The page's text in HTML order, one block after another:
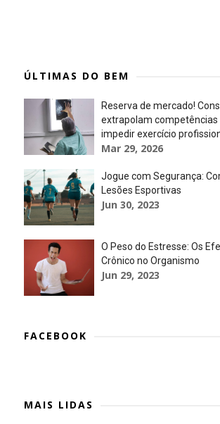
ÚLTIMAS DO BEM
Reserva de mercado!
extrapolam
impedir exercício
Mar 29, 2026
Jogue com Segurança:
Lesões Esportivas
Jun 30, 2023
O Peso do Estresse: Os
Crônico no Organismo
Jun 29, 2023
FACEBOOK
MAIS LIDAS